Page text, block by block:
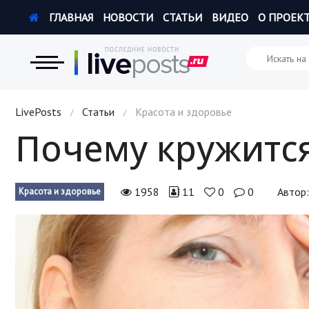
Новости
Экономика
Происшествия
Hi-Tech. Интернет
Россия
Наука и техника
Политика
ГЛАВНАЯ НОВОСТИ СТАТЬИ ВИДЕО О
LivePosts / Статьи / Красота и здоровье
Почему
Красота и здоровье 1958 11 0 0 Автор: